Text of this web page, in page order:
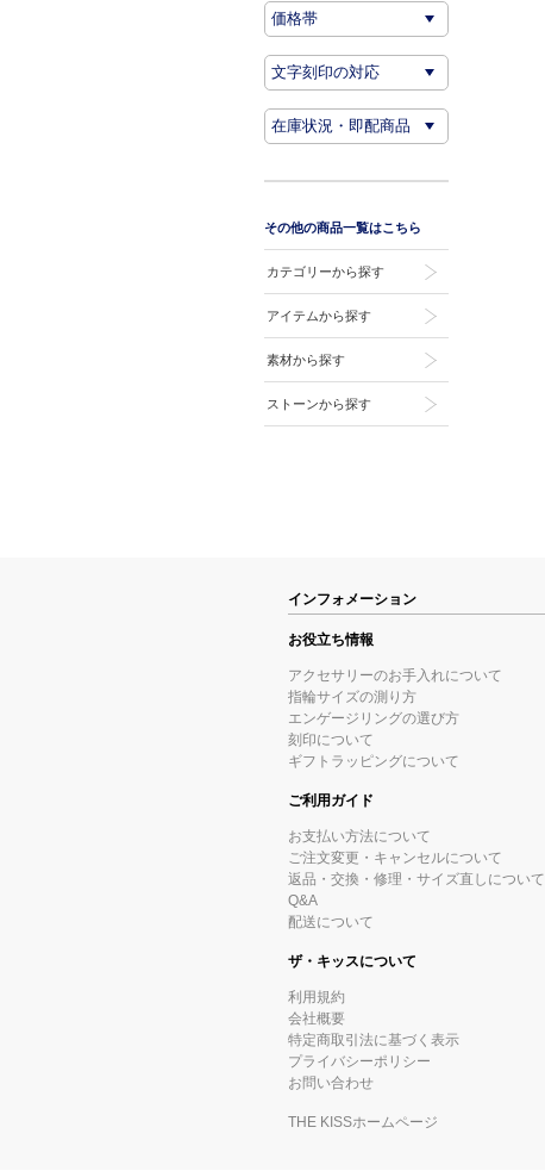
その他の商品一覧はこちら
カテゴリーから探す
アイテムから探す
素材から探す
ストーンから探す
インフォメーション
お役立ち情報
アクセサリーのお手入れについて
指輪サイズの測り方
エンゲージリングの選び方
刻印について
ギフトラッピングについて
ご利用ガイド
お支払い方法について
ご注文変更・キャンセルについて
返品・交換・修理・サイズ直しについて
Q&A
配送について
ザ・キッスについて
利用規約
会社概要
特定商取引法に基づく表示
プライバシーポリシー
お問い合わせ
THE KISSホームページ